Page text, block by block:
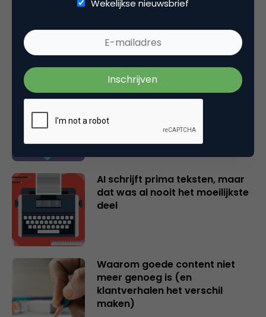
AI: Zorgen we voor vooruitgang
Je huurt een creator in voor het
werken.
AI schrijft prima teksten, maar
dat was al nooit het moeilijkste
deel
Waarom goede content niet
meer genoeg is (en
klantverhalen het verschil
maken)
Wekelijkse nieuwsbrief